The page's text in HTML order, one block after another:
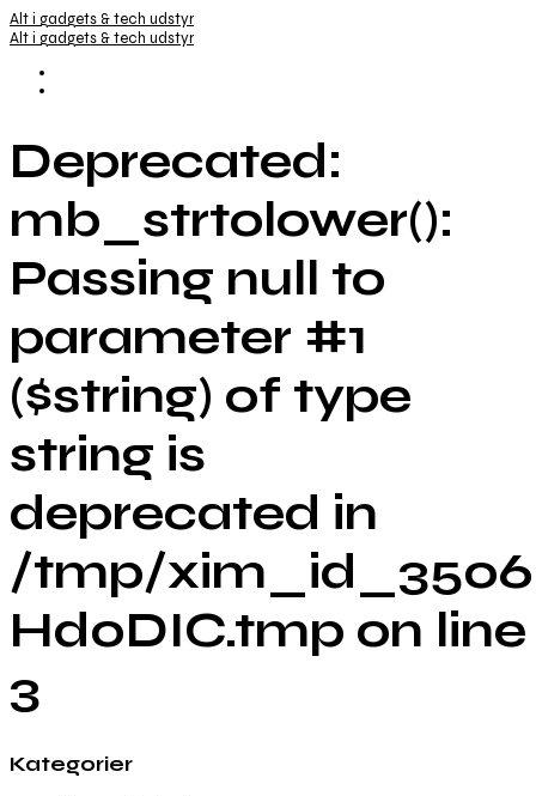
Alt i gadgets & tech udstyr
Alt i gadgets & tech udstyr
Deprecated:
mb_strtolower():
Passing null to
parameter #1
($string) of type
string is
deprecated in
/tmp/
Hd0DIC.tmp on line
3
Kategorier